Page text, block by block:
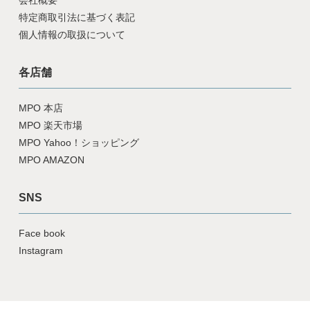
特定商取引法に基づく表記
個人情報の取扱について
各店舗
MPO 本店
MPO 楽天市場
MPO Yahoo！ショッピング
MPO AMAZON
SNS
Face book
Instagram